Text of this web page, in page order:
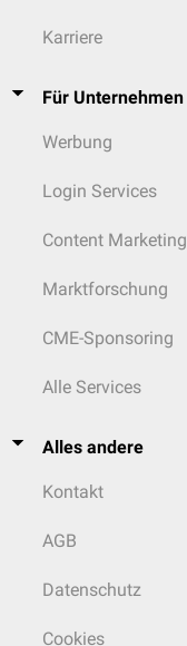
Karriere
Für Unternehmen
Werbung
Login Services
Content Marketing
Marktforschung
CME-Sponsoring
Alle Services
Alles andere
Kontakt
AGB
Datenschutz
Cookies